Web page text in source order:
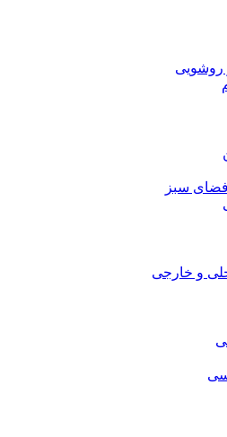
روشویی
سبز
و خارجی